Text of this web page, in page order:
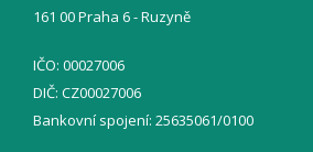
161 00 Praha 6 - Ruzyně
IČO: 00027006
DIČ: CZ00027006
Bankovní spojení: 25635061/0100